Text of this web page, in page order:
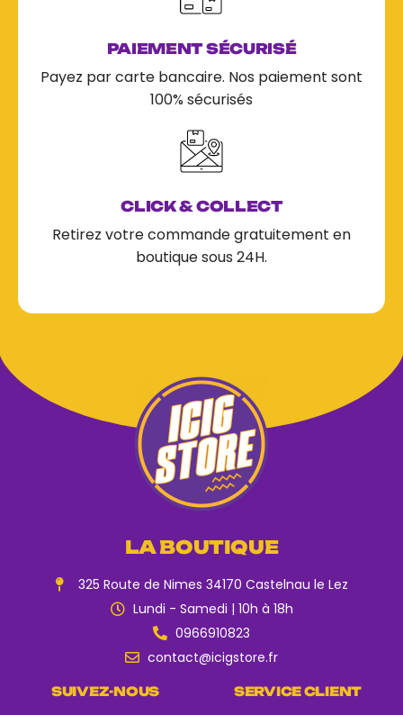
PAIEMENT SÉCURISÉ
Payez par carte bancaire. Nos paiement sont
100% sécurisés
CLICK & COLLECT
Retirez votre commande gratuitement en
boutique sous 24H.
LA BOUTIQUE
325 Route de Nimes 34170 Castelnau le Lez
Lundi - Samedi | 10h à 18h
0966910823
contact@icigstore.fr
SUIVEZ-NOUS SERVICE CLIENT